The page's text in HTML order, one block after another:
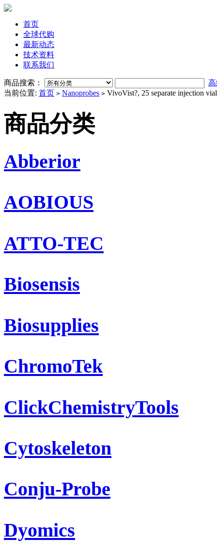
首页
全球代购
最新动态
技术资料
联系我们
商品搜索：
当前位置: 首页 > Nanoprobes > VivoVist?, 25 separate injection
商品分类
Abberior
AOBIOUS
ATTO-TEC
Biosensis
Biosupplies
ChromoTek
ClickChemistryTools
Cytoskeleton
Conju-Probe
Dyomics